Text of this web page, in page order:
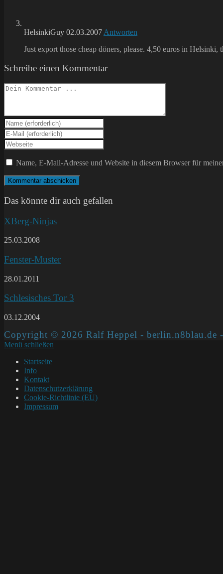
HelsinkiGuy 02.03.2007 Antworten
Just export those cheap döners, please. 4,50 euros in
Schreibe einen Kommentar
Kommentieren
Gib
deinen
Namen
oder
Benutzernamen
zum
Kommentieren
ein
Gib
deine
E-
Mail-
Adresse
zum
Kommentieren
Gib
deine
Website-
ein
(optional)
Name, E-Mail-Adresse und Website in diesem Browser für
Das könnte dir auch gefallen
XBerg-Ninjas
25.03.2008
Fenster-Muster
28.01.2011
Schlesisches Tor 3
03.12.2004
Copyright © 2026 Ralf Heppel - berlin.n8blau.de
Menü schließen
Startseite
Info
Kontakt
Datenschutzerklärung
Cookie-Richtlinie (EU)
Impressum